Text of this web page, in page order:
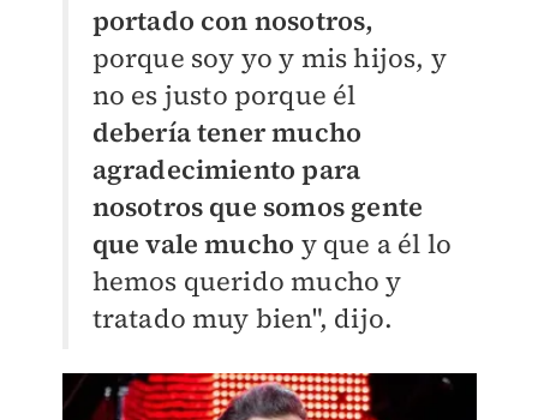
portado con nosotros,
porque soy yo y mis hijos, y
no es justo porque él
debería tener mucho
agradecimiento para
nosotros que somos gente
que vale mucho y que a él lo
hemos querido mucho y
tratado muy bien", dijo.